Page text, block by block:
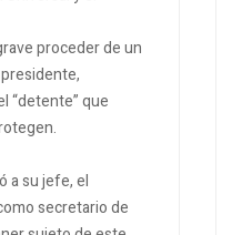
proceder de un
“detente” que
a su jefe, el
secretario de